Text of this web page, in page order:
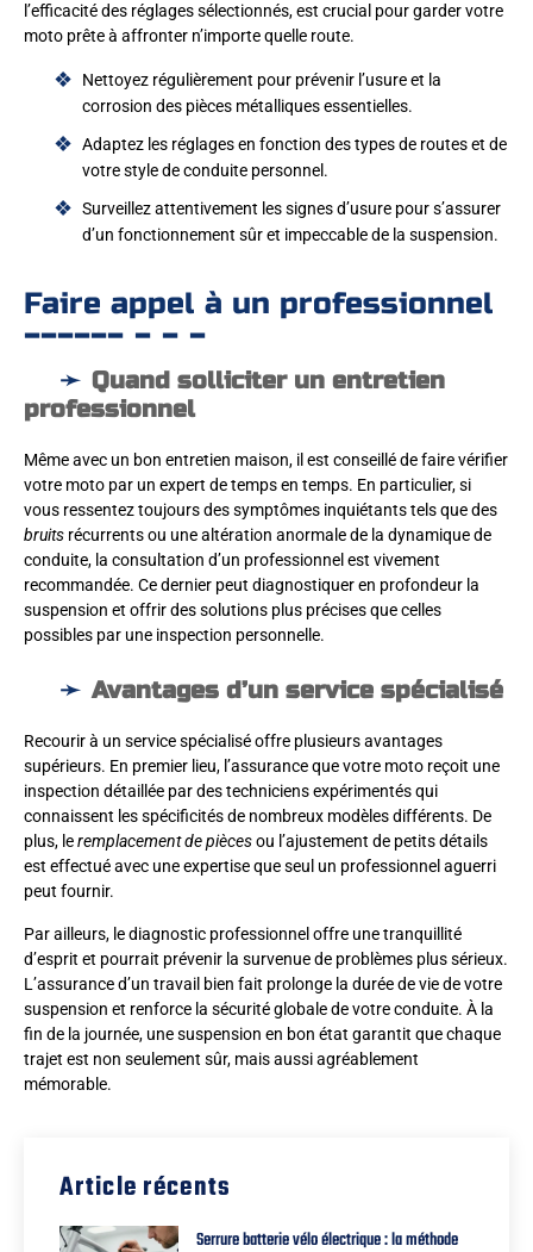
l’efficacité des réglages sélectionnés, est crucial pour garder votre
moto prête à affronter n’importe quelle route.
Nettoyez régulièrement pour prévenir l’usure et la
corrosion des pièces métalliques essentielles.
Adaptez les réglages en fonction des types de routes et de
votre style de conduite personnel.
Surveillez attentivement les signes d’usure pour s’assurer
d’un fonctionnement sûr et impeccable de la suspension.
Faire appel à un professionnel
Quand solliciter un entretien
professionnel
Même avec un bon entretien maison, il est conseillé de faire vérifier
votre moto par un expert de temps en temps. En particulier, si
vous ressentez toujours des symptômes inquiétants tels que des
bruits récurrents ou une altération anormale de la dynamique de
conduite, la consultation d’un professionnel est vivement
recommandée. Ce dernier peut diagnostiquer en profondeur la
suspension et offrir des solutions plus précises que celles
possibles par une inspection personnelle.
Avantages d’un service spécialisé
Recourir à un service spécialisé offre plusieurs avantages
supérieurs. En premier lieu, l’assurance que votre moto reçoit une
inspection détaillée par des techniciens expérimentés qui
connaissent les spécificités de nombreux modèles différents. De
plus, leremplacement de piècesou l’ajustement de petits détails
est effectué avec une expertise que seul un professionnel aguerri
peut fournir.
Par ailleurs, le diagnostic professionnel offre une tranquillité
d’esprit et pourrait prévenir la survenue de problèmes plus sérieux.
L’assurance d’un travail bien fait prolonge la durée de vie de votre
suspension et renforce la sécurité globale de votre conduite. À la
fin de la journée, une suspension en bon état garantit que chaque
trajet est non seulement sûr, mais aussi agréablement
mémorable.
Article récents
Serrure batterie vélo électrique : la méthode